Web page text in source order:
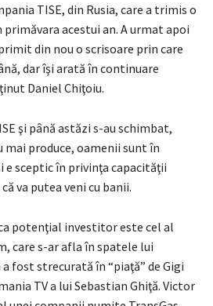
TISE, din Rusia, care a trimis o
acestui an. A urmat apoi
din nou o scrisoare prin care
dar îşi arată în continuare
Daniel Chiţoiu.
şi până astăzi s-au schimbat,
produce, oamenii sunt în
e sceptic în privinţa capacităţii
va putea veni cu banii.
potenţial investitor este cel al
care s-ar afla în spatele lui
fost strecurată în “piaţă” de Gigi
TV a lui Sebastian Ghiţă. Victor